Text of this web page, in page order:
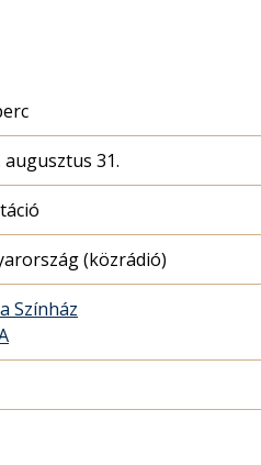
augusztus 31.
(közrádió)
Színház